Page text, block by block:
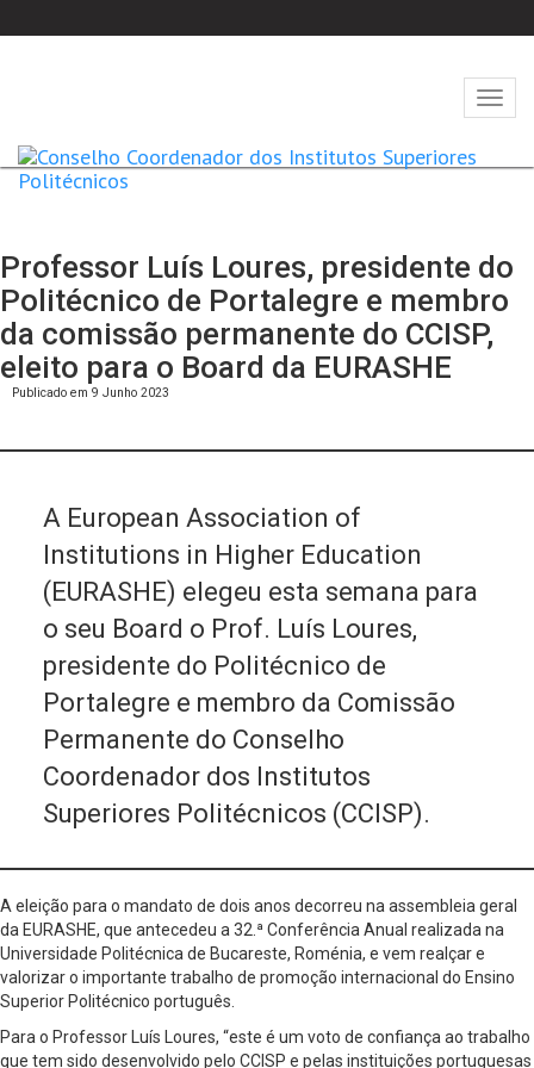
Abrir
Professor Luís Loures, presidente do
Politécnico de Portalegre e membro
da comissão permanente do CCISP,
eleito para o Board da EURASHE
Publicado em 9 Junho 2023
A European Association of
Institutions in Higher Education
(EURASHE) elegeu esta semana para
o seu Board o Prof. Luís Loures,
presidente do Politécnico de
Portalegre e membro da Comissão
Permanente do Conselho
Coordenador dos Institutos
Superiores Politécnicos (CCISP).
A eleição para o mandato de dois anos decorreu na assembleia geral
da EURASHE, que antecedeu a 32.ª Conferência Anual realizada na
Universidade Politécnica de Bucareste, Roménia, e vem realçar e
valorizar o importante trabalho de promoção internacional do Ensino
Superior Politécnico português.
Para o Professor Luís Loures, “este é um voto de confiança ao trabalho
que tem sido desenvolvido pelo CCISP e pelas instituições portuguesas